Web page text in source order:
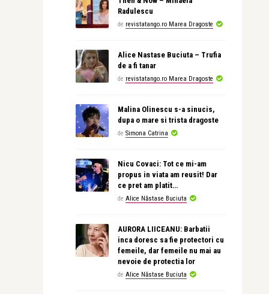
Radulescu
de revistatango.ro Marea Dragoste
Alice Nastase Buciuta – Trufia
de a fi tanar
de revistatango.ro Marea Dragoste
Malina Olinescu s-a sinucis,
dupa o mare si trista dragoste
de Simona Catrina
Nicu Covaci: Tot ce mi-am
propus in viata am reusit! Dar
ce pret am platit…
de Alice Năstase Buciuta
AURORA LIICEANU: Barbatii
inca doresc sa fie protectori cu
femeile, dar femeile nu mai au
nevoie de protectia lor
de Alice Năstase Buciuta